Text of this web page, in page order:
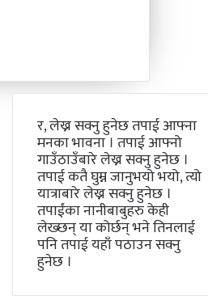
र, लेख्न सक्नु हुनेछ तपाई आफ्ना
मनका भावना । तपाई आफ्नो
गाउँठाउँबारे लेख्न सक्नु हुनेछ ।
तपाई कतै घुम्न जानुभयो भयो, त्यो
यात्राबारे लेख्न सक्नु हुनेछ ।
तपाईंका नानीबाबुहरु केही
लेख्छन् या कोर्छन् भने तिनलाई
पनि तपाई यहाँ पठाउन सक्नु
हुनेछ ।